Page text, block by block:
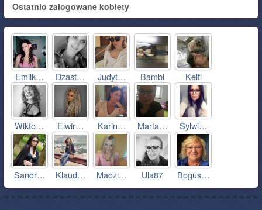
Ostatnio zalogowane kobiety
Emilk… Dzast… Judyt… Bambi Keiti
Wikto… Elwir… Karin… Marta… Sylwi…
Sandr… Klaud… Madzi… Ula87 Bogus…